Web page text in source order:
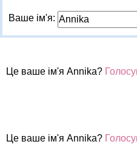
Ваше ім'я:
Це ваше ім'я Annika?
Це ваше ім'я Annika?